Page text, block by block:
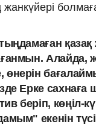
тыңдамаған
Алайда,
Ерке
беріп, көңіл-
екенін